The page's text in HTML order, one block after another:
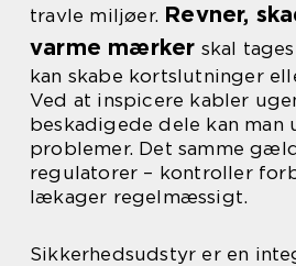
travle miljøer. Revner,
varme mærker skal
kan skabe kortslutninger
Ved at inspicere kabler
beskadigede dele kan man
problemer. Det samme
regulatorer – kontroller
lækager regelmæssigt.
Sikkerhedsudstyr er en